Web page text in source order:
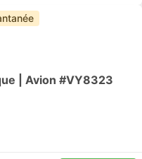
| Avion #VY8323